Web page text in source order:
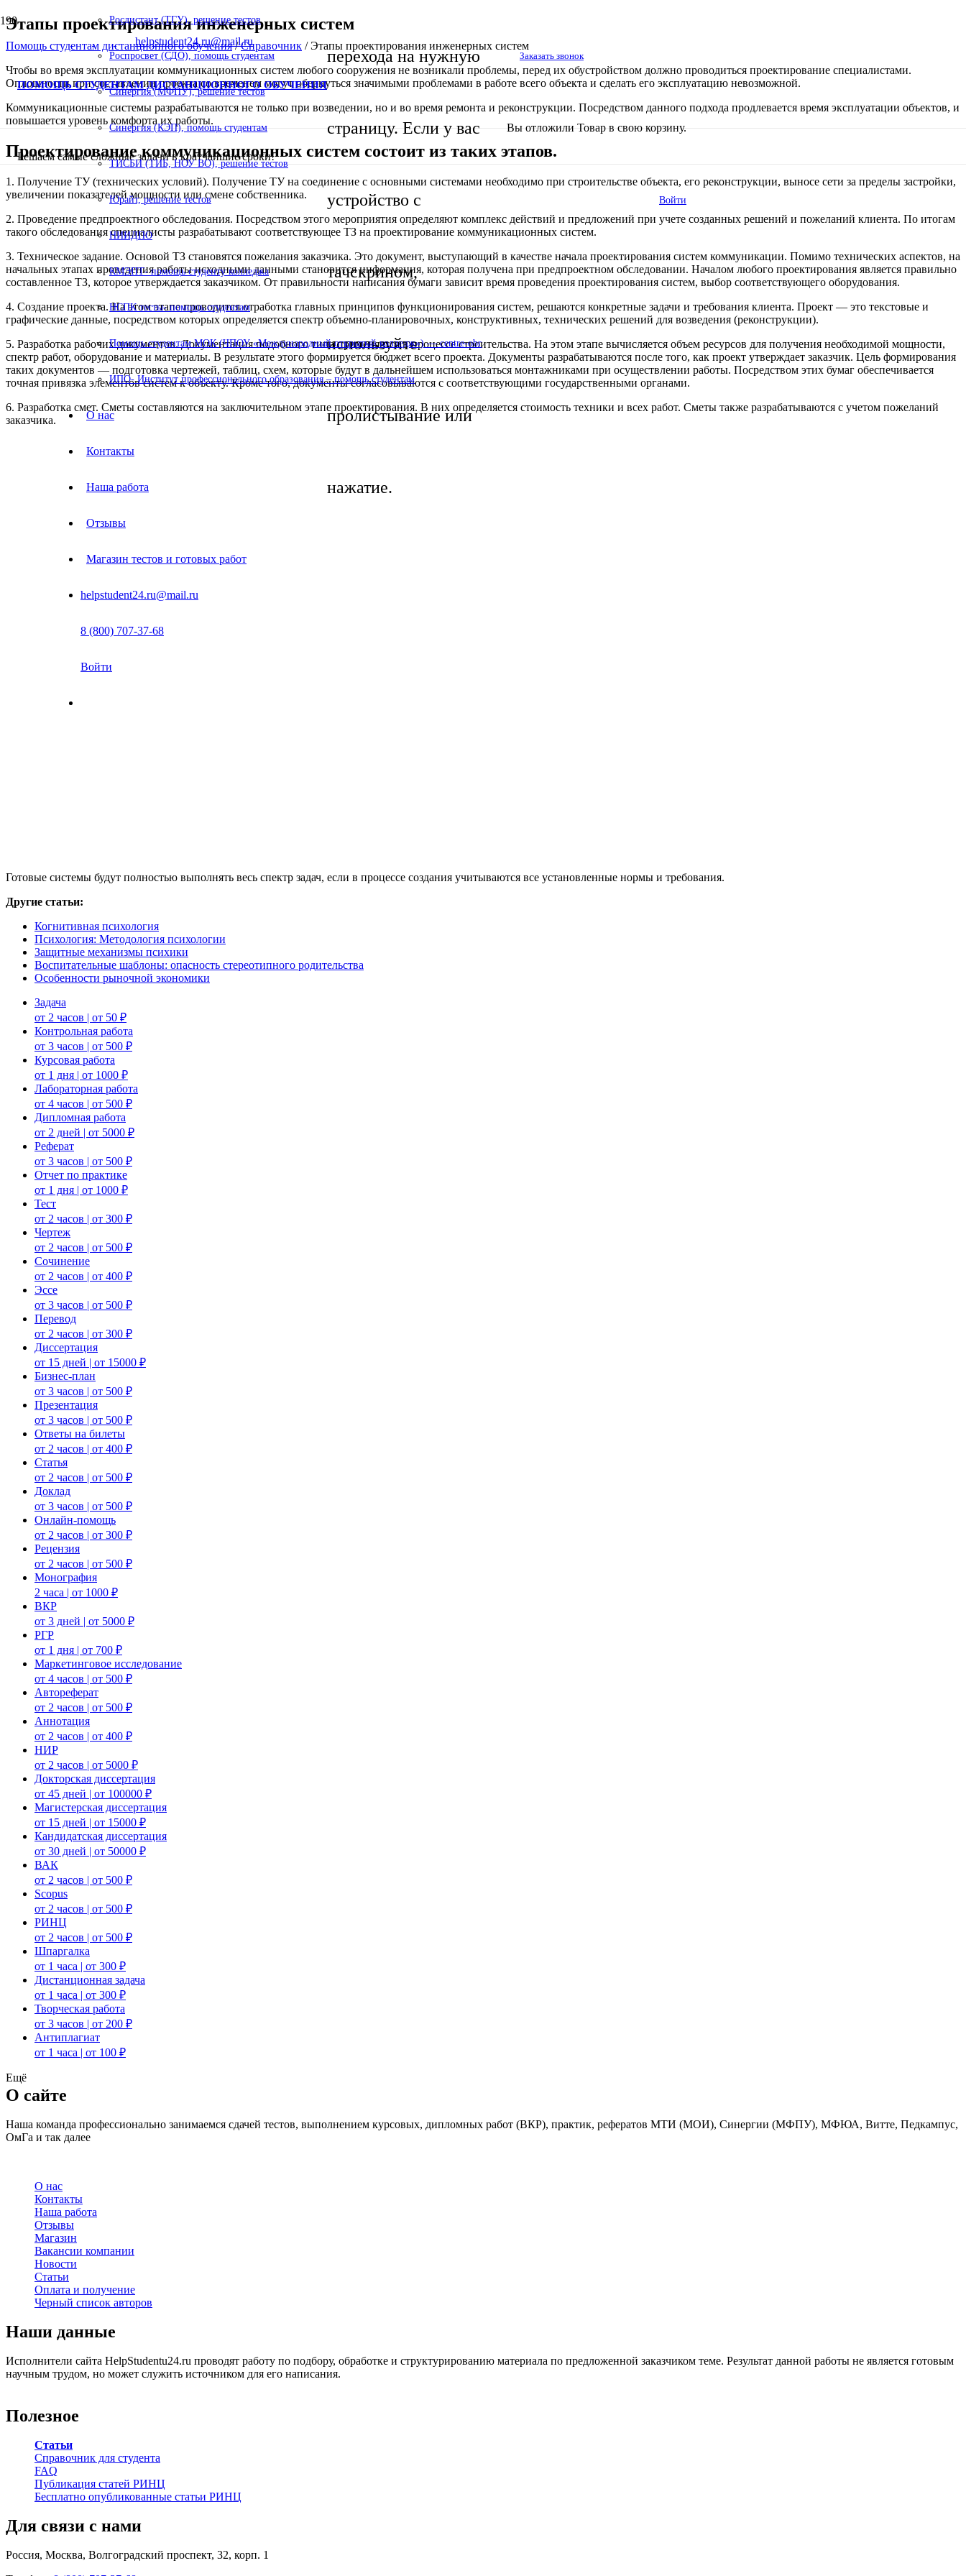
helpstudent24.ru@mail.ru
ПОМОЩЬ СТУДЕНТАМ ДИСТАНЦИОННОГО ОБУЧЕНИЯ
Решаем самые сложные задачи в кратчайшие сроки!
перехода на нужную
страницу. Если у вас
устройство с
тачскрином,
используйте
пролистывание или
нажатие.
Заказать звонок
Вы отложили Товар в свою корзину.
Войти
Росдистант (ТГУ), решение тестов
Роспросвет (СДО), помощь студентам
Синергия (МФПУ), решение тестов
Синергия (КЭП), помощь студентам
ТИСБИ (ТИБ, НОУ ВО), решение тестов
Юрайт, решение тестов
НИИДПО
КМЭПТ- помощь студенту колледжа
НСПК тесты- помощь студентам
Помощь студентам МОК (ЧПОУ «Международный открытый колледж») — centre-obr
ИПО- Институт профессионального образования – помощь студентам
О нас
Контакты
Наша работа
Отзывы
Магазин тестов и готовых работ
helpstudent24.ru@mail.ru
8 (800) 707-37-68
Войти
Этапы проектирования инженерных систем
Помощь студентам дистанционного обучения/Справочник /Этапы проектирования инженерных систем
Чтобы во время эксплуатации коммуникационных систем любого сооружения не возникали проблемы, перед их обустройством должно проводиться проектирование специалистами.
Оплошности при составлении проекта со временем могут обернуться значимыми проблемами в работе всего объекта и сделать его эксплуатацию невозможной.
Коммуникационные системы разрабатываются не только при возведении, но и во время ремонта и реконструкции. Посредством данного подхода продлевается время эксплуатации объектов, и
повышается уровень комфорта их работы.
Проектирование коммуникационных систем состоит из таких этапов.
1. Получение ТУ (технических условий). Получение ТУ на соединение с основными системами необходимо при строительстве объекта, его реконструкции, выносе сети за пределы застройки,
увеличении показателей мощности или смене собственника.
2. Проведение предпроектного обследования. Посредством этого мероприятия определяют комплекс действий и предложений при учете созданных решений и пожеланий клиента. По итогам
такого обследования специалисты разрабатывают соответствующее ТЗ на проектирование коммуникационных систем.
3. Техническое задание. Основой ТЗ становятся пожелания заказчика. Это документ, выступающий в качестве начала проектирования систем коммуникации. Помимо технических аспектов, на
начальных этапах проведения работы исходными данными становится информация, которая получена при предпроектном обследовании. Началом любого проектирования является правильно
составленное ТЗ, которое утверждается заказчиком. От правильности написания бумаги зависит время проведения проектирования систем, выбор соответствующего оборудования.
4. Создание проекта. На этом этапе проводится отработка главных принципов функционирования систем, решаются конкретные задачи и требования клиента. Проект — это текстовые и
графические данные, посредством которых определяется спектр объемно-планировочных, конструктивных, технических решений для возведения (реконструкции).
5. Разработка рабочих документов. Документация подобного типа применяется в процессе строительства. На этом этапе вычисляется объем ресурсов для получения необходимой мощности,
спектр работ, оборудование и материалы. В результате этого формируется бюджет всего проекта. Документы разрабатываются после того, как проект утверждает заказчик. Цель формирования
таких документов — подготовка чертежей, таблиц, схем, которые будут в дальнейшем использоваться монтажниками при осуществлении работы. Посредством этих бумаг обеспечивается
точная привязка элементов систем к объекту. Кроме того, документы согласовываются с соответствующими государственными органами.
6. Разработка смет. Сметы составляются на заключительном этапе проектирования. В них определяется стоимость техники и всех работ. Сметы также разрабатываются с учетом пожеланий
заказчика.
Готовые системы будут полностью выполнять весь спектр задач, если в процессе создания учитываются все установленные нормы и требования.
Другие статьи:
Когнитивная психология
Психология: Методология психологии
Защитные механизмы психики
Воспитательные шаблоны: опасность стереотипного родительства
Особенности рыночной экономики
Задача
от 2 часов | от 50 ₽
Контрольная работа
от 3 часов | от 500 ₽
Курсовая работа
от 1 дня | от 1000 ₽
Лабораторная работа
от 4 часов | от 500 ₽
Дипломная работа
от 2 дней | от 5000 ₽
Реферат
от 3 часов | от 500 ₽
Отчет по практике
от 1 дня | от 1000 ₽
Тест
от 2 часов | от 300 ₽
Чертеж
от 2 часов | от 500 ₽
Сочинение
от 2 часов | от 400 ₽
Эссе
от 3 часов | от 500 ₽
Перевод
от 2 часов | от 300 ₽
Диссертация
от 15 дней | от 15000 ₽
Бизнес-план
от 3 часов | от 500 ₽
Презентация
от 3 часов | от 500 ₽
Ответы на билеты
от 2 часов | от 400 ₽
Статья
от 2 часов | от 500 ₽
Доклад
от 3 часов | от 500 ₽
Онлайн-помощь
от 2 часов | от 300 ₽
Рецензия
от 2 часов | от 500 ₽
Монография
2 часа | от 1000 ₽
ВКР
от 3 дней | от 5000 ₽
РГР
от 1 дня | от 700 ₽
Маркетинговое исследование
от 4 часов | от 500 ₽
Автореферат
от 2 часов | от 500 ₽
Аннотация
от 2 часов | от 400 ₽
НИР
от 2 часов | от 5000 ₽
Докторская диссертация
от 45 дней | от 100000 ₽
Магистерская диссертация
от 15 дней | от 15000 ₽
Кандидатская диссертация
от 30 дней | от 50000 ₽
ВАК
от 2 часов | от 500 ₽
Scopus
от 2 часов | от 500 ₽
РИНЦ
от 2 часов | от 500 ₽
Шпаргалка
от 1 часа | от 300 ₽
Дистанционная задача
от 1 часа | от 300 ₽
Творческая работа
от 3 часов | от 200 ₽
Антиплагиат
от 1 часа | от 100 ₽
Ещё
О сайте
Наша команда профессионально занимаемся сдачей тестов, выполнением курсовых, дипломных работ (ВКР), практик, рефератов МТИ (МОИ), Синергии (МФПУ), МФЮА, Витте, Педкампус,
ОмГа и так далее
О нас
Контакты
Наша работа
Отзывы
Магазин
Вакансии компании
Новости
Статьи
Оплата и получение
Черный список авторов
Наши данные
Исполнители сайта HelpStudentu24.ru проводят работу по подбору, обработке и структурированию материала по предложенной заказчиком теме. Результат данной работы не является готовым
научным трудом, но может служить источником для его написания.
Полезное
Статьи
Справочник для студента
FAQ
Публикация статей РИНЦ
Бесплатно опубликованные статьи РИНЦ
Для связи с нами
Россия, Москва, Волгоградский проспект, 32, корп. 1